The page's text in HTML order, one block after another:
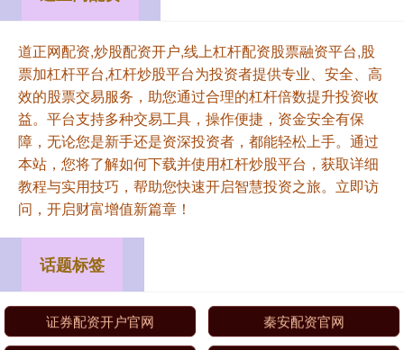
道正网配资,炒股配资开户,线上杠杆配资股票融资平台,股
票加杠杆平台,杠杆炒股平台为投资者提供专业、安全、高
效的股票交易服务，助您通过合理的杠杆倍数提升投资收
益。平台支持多种交易工具，操作便捷，资金安全有保
障，无论您是新手还是资深投资者，都能轻松上手。通过
本站，您将了解如何下载并使用杠杆炒股平台，获取详细
教程与实用技巧，帮助您快速开启智慧投资之旅。立即访
问，开启财富增值新篇章！
话题标签
证券配资开户官网 秦安配资官网